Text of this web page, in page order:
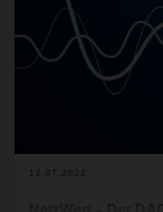
12.07.2022